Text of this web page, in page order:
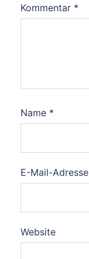
Kommentar *
Name *
E-Mail-Adresse
Website